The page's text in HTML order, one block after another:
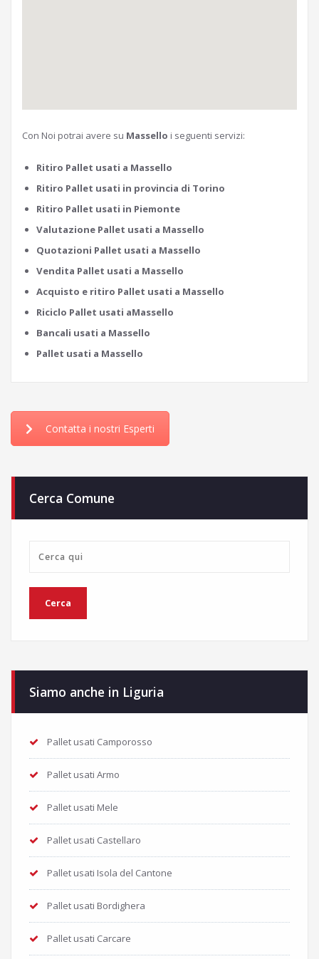
Con Noi potrai avere su Massello i seguenti servizi:
Ritiro Pallet usati a Massello
Ritiro Pallet usati in provincia di Torino
Ritiro Pallet usati in Piemonte
Valutazione Pallet usati a Massello
Quotazioni Pallet usati a Massello
Vendita Pallet usati a Massello
Acquisto e ritiro Pallet usati a Massello
Riciclo Pallet usati aMassello
Bancali usati a Massello
Pallet usati a Massello
Contatta i nostri Esperti
Cerca Comune
Siamo anche in Liguria
Pallet usati Camporosso
Pallet usati Armo
Pallet usati Mele
Pallet usati Castellaro
Pallet usati Isola del Cantone
Pallet usati Bordighera
Pallet usati Carcare